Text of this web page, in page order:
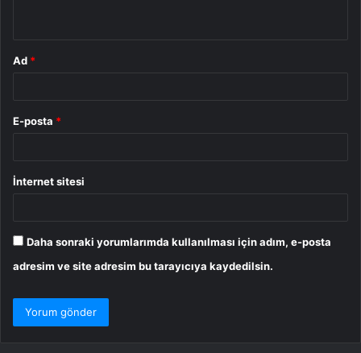
Ad *
E-posta *
İnternet sitesi
Daha sonraki yorumlarımda kullanılması için adım, e-posta
adresim ve site adresim bu tarayıcıya kaydedilsin.